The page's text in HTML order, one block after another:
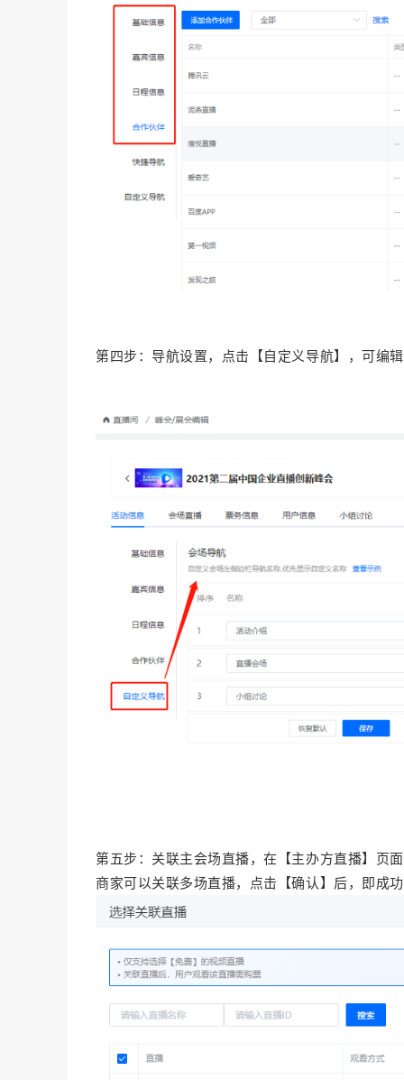
第四步：导航设置，点击【自定义导航】，可编
第五步：关联主会场直播，在【主办方直播】页
商家可以关联多场直播，
点击【确认】后，即成